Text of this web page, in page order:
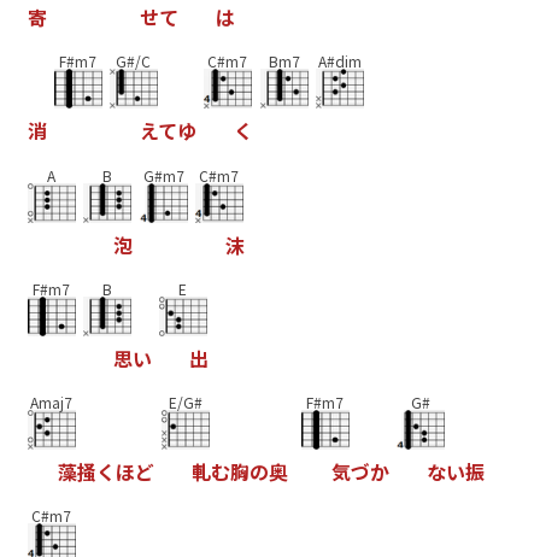
寄 せて は
消
F#m7 G#/C
えてゆ
C#m7
く
Bm7 A#dim
A B
泡
G#m7 C#m7
沫
F#m7 B
思い
E
出
Amaj7
藻掻く ほど
E/G#
軋む胸の奥
F#m7
気づか
G#
ない振
C#m7